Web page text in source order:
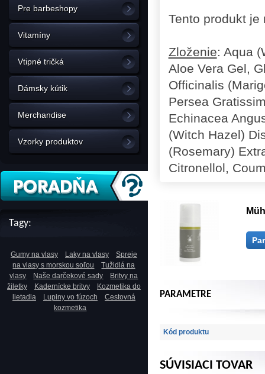
Pre barbeshopy
Vitamíny
Vtipné tričká
Dámsky kútik
Merchandise
Vzorky produktov
Tagy:
Gumy na vlasy Laky na vlasy
Spreje
na vlasy s morskou soľou
Tužidlá na
vlasy
Naše darčekové sady
Britvy na
žiletky
Kadernícke britvy
Kozmetika do
lietadla
Lupiny vo fúzoch
Cestovná
kozmetika
Tento produkt
Zloženie: Aqua
Aloe Vera Gel,
Officinalis
Persea
Echinacea
(Witch Hazel)
(Rosemary)
Citronellol,
PARAMETRE
Kód produktu
SÚVISIACI TOVAR